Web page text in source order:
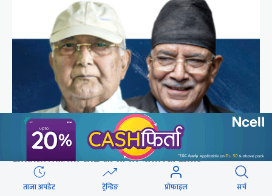
ओली-प्रचण्डको तीन बुँदेले प्रदेशपिच्छे संकट
ताजा अपडेट ट्रेन्डिङ प्रोफाइल सर्च